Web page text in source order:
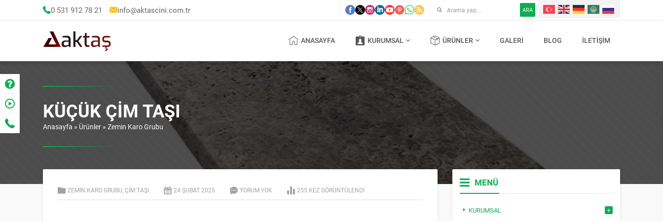
0 531 912 78 21 info@aktascini.com.tr ARA
ANASAYFA KURUMSAL ÜRÜNLER GALERI BLOG İLETIŞIM
KÜÇÜK ÇIM TAŞI
Anasayfa » Ürünler » Zemin Karo Grubu
ZEMIN KARO GRUBU ÇIM TAŞI 24 ŞUBAT2025 YORUM YOK 255 KEZ GÖRÜNTÜLENDI
MENÜ
KURUMSAL